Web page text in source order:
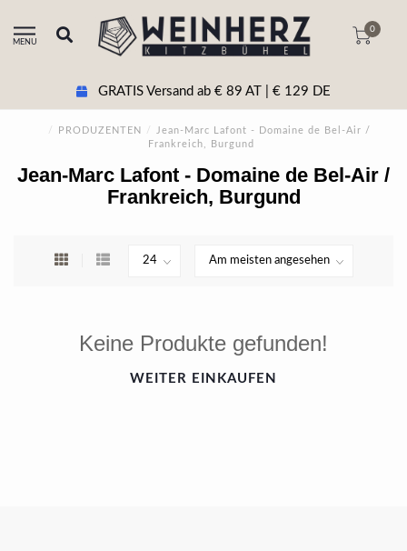
MENU
0
GRATIS Versand ab € 89 AT | € 129 DE
/ PRODUZENTEN /
Jean-Marc Lafont - Domaine de Bel-Air /
Frankreich, Burgund
Jean-Marc Lafont - Domaine de Bel-Air /
Frankreich, Burgund
Keine Produkte gefunden!
WEITER EINKAUFEN